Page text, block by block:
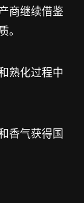
商继续借鉴
。
熟化过程中
香气获得国